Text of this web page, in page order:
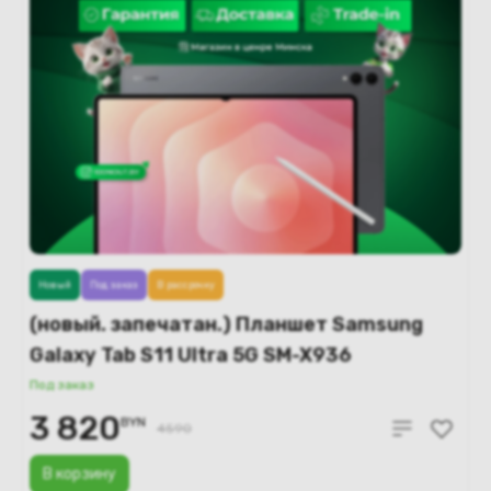
(новый. запечатан.) Планшет Samsung
Galaxy Tab S11 Ultra 5G SM-X936
12GB/512GB (серый)
Под заказ
В корзину
Новый Под заказ В рассрочку
3 820BYN 4590